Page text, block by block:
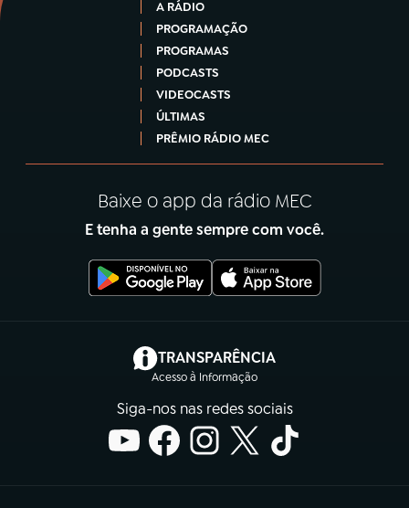
A RÁDIO
PROGRAMAÇÃO
PROGRAMAS
PODCASTS
VIDEOCASTS
ÚLTIMAS
PRÊMIO RÁDIO MEC
Baixe o app da rádio MEC
E tenha a gente sempre com você.
TRANSPARÊNCIA
Acesso à Informação
(abre em nova aba)
Siga-nos nas redes sociais